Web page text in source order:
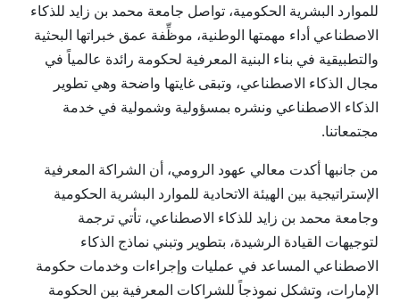
للموارد البشرية الحكومية، تواصل جامعة محمد بن زايد للذكاء
الاصطناعي أداء مهمتها الوطنية، موظِّفة عمق خبراتها البحثية
والتطبيقية في بناء البنية المعرفية لحكومة رائدة عالمياً في
مجال الذكاء الاصطناعي، وتبقى غايتها واضحة وهي تطوير
الذكاء الاصطناعي ونشره بمسؤولية وشمولية في خدمة
مجتمعاتنا.
من جانبها أكدت معالي عهود الرومي، أن الشراكة المعرفية
الإستراتيجية بين الهيئة الاتحادية للموارد البشرية الحكومية
وجامعة محمد بن زايد للذكاء الاصطناعي، تأتي ترجمة
لتوجيهات القيادة الرشيدة، بتطوير وتبني نماذج الذكاء
الاصطناعي المساعد في عمليات وإجراءات وخدمات حكومة
الإمارات، وتشكل نموذجاً للشراكات المعرفية بين الحكومة